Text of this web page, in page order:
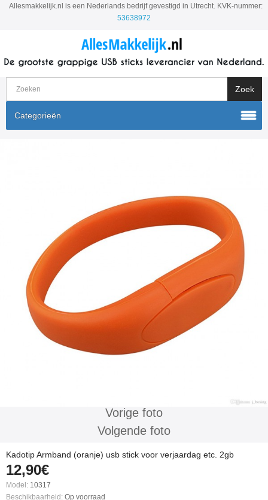
Allesmakkelijk.nl is een Nederlands bedrijf gevestigd in Utrecht. KVK-nummer:
53638972
Categorieën
Vorige foto
Volgende foto
Kadotip Armband (oranje) usb stick voor verjaardag etc. 2gb
12,90€
Model: 10317
Beschikbaarheid: Op voorraad